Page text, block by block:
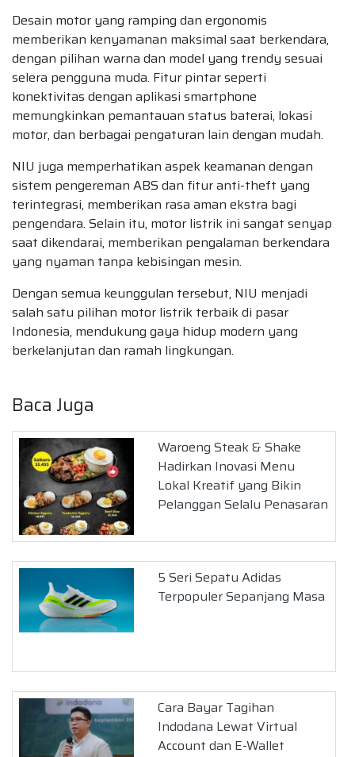
Desain motor yang ramping dan ergonomis
memberikan kenyamanan maksimal saat berkendara,
dengan pilihan warna dan model yang trendy sesuai
selera pengguna muda. Fitur pintar seperti
konektivitas dengan aplikasi smartphone
memungkinkan pemantauan status baterai, lokasi
motor, dan berbagai pengaturan lain dengan mudah.
NIU juga memperhatikan aspek keamanan dengan
sistem pengereman ABS dan fitur anti-theft yang
terintegrasi, memberikan rasa aman ekstra bagi
pengendara. Selain itu, motor listrik ini sangat senyap
saat dikendarai, memberikan pengalaman berkendara
yang nyaman tanpa kebisingan mesin.
Dengan semua keunggulan tersebut, NIU menjadi
salah satu pilihan motor listrik terbaik di pasar
Indonesia, mendukung gaya hidup modern yang
berkelanjutan dan ramah lingkungan.
Baca Juga
Waroeng Steak & Shake
Hadirkan Inovasi Menu
Lokal Kreatif yang Bikin
Pelanggan Selalu Penasaran
5 Seri Sepatu Adidas
Terpopuler Sepanjang Masa
Cara Bayar Tagihan
Indodana Lewat Virtual
Account dan E-Wallet